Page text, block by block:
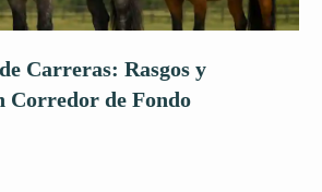
Carreras: Rasgos y
Corredor de Fondo